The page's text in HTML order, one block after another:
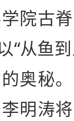
院古
“从鱼
奥秘
明涛